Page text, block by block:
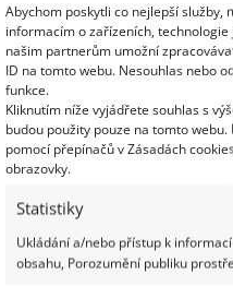
Abychom poskytli co nejlepší
informacím o zařízeních,
našim partnerům umožní
ID na tomto webu. Nesouhlas nebo
funkce.
Kliknutím níže vyjádřete souhlas s
budou použity pouze na tomto
pomocí přepínačů v Zásadách
obrazovky.
Statistiky
Ukládání a/nebo přístup k
obsahu, Porozumění publiku
až ke stropu. Její
patro. A
zůstaly na podlaze a